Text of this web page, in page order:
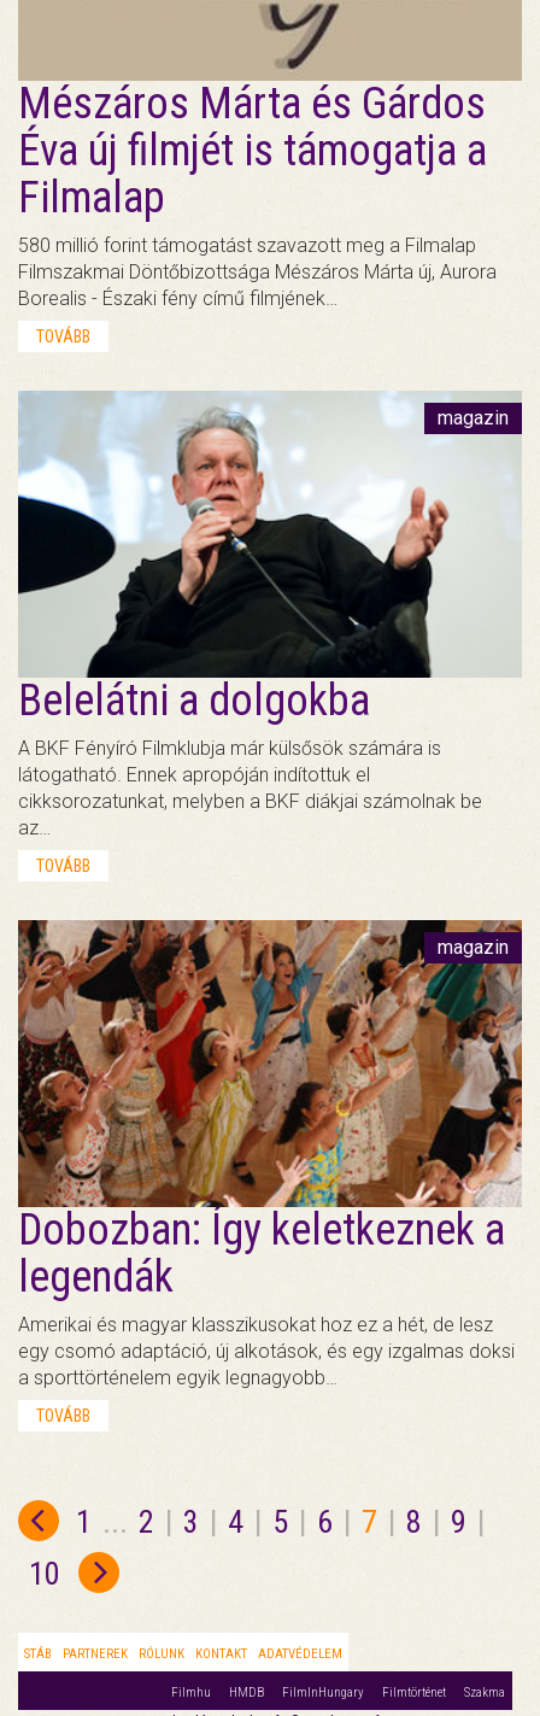
Mészáros Márta és Gárdos
Éva új filmjét is támogatja a
Filmalap
580 millió forint támogatást szavazott meg a Filmalap
Filmszakmai Döntőbizottsága Mészáros Márta új, Aurora
Borealis - Északi fény című filmjének…
TOVÁBB
magazin
Belelátni a dolgokba
A BKF Fényíró Filmklubja már külsősök számára is
látogatható. Ennek apropóján indítottuk el
cikksorozatunkat, melyben a BKF diákjai számolnak be
az…
TOVÁBB
magazin
Dobozban: Így keletkeznek a
legendák
Amerikai és magyar klasszikusokat hoz ez a hét, de lesz
egy csomó adaptáció, új alkotások, és egy izgalmas doksi
a sporttörténelem egyik legnagyobb…
TOVÁBB
1 ... 2 | 3 | 4 | 5 | 6 | 7 | 8 | 9 |
10
STÁB PARTNEREK RÓLUNK KONTAKT ADATVÉDELEM
Filmhu HMDB FilmInHungary Filmtörténet Szakma